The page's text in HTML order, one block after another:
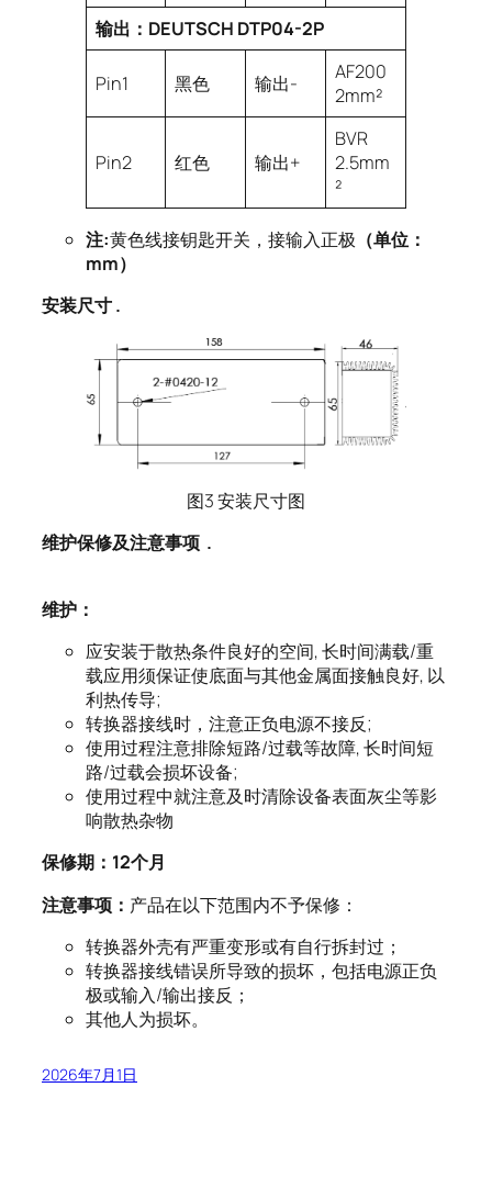
输出：DEUTSCH DTP04-2P
Pin1 黑色 输出-
AF200
2mm²
Pin2 红色 输出+
BVR
2.5mm
²
注:黄色线接钥匙开关，接输入正极 （单位：
mm）
安装尺寸 .
图3 安装尺寸图
维护保修及注意事项 .
维护：
应安装于散热条件良好的空间, 长时间满载/重
载应用须保证使底面与其他金属面接触良好, 以
利热传导;
转换器接线时，注意正负电源不接反;
使用过程注意排除短路/过载等故障, 长时间短
路/过载会损坏设备;
使用过程中就注意及时清除设备表面灰尘等影
响散热杂物
保修期： 12个月
注意事项： 产品在以下范围内不予保修：
转换器外壳有严重变形或有自行拆封过；
转换器接线错误所导致的损坏，包括电源正负
极或输入/输出接反；
其他人为损坏。
2026年7月1日